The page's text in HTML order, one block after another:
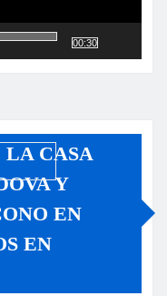
00:30
CASA
Y
EN
EN